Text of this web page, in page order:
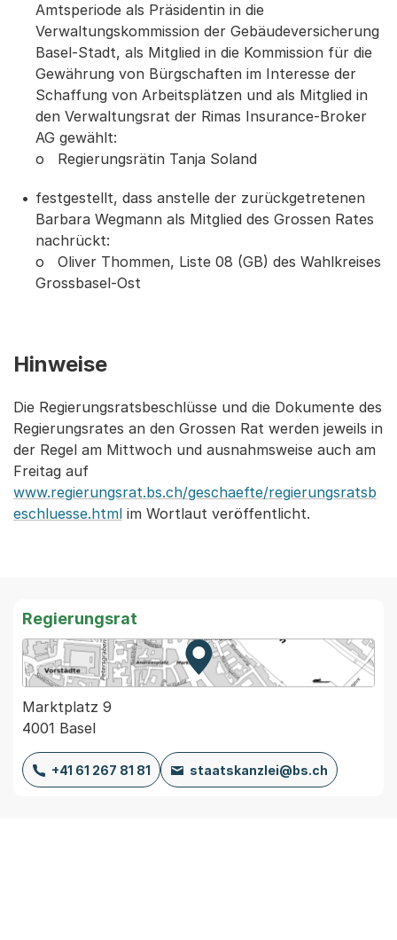
Amtsperiode als Präsidentin in die
Verwaltungskommission der Gebäudeversicherung
Basel-Stadt, als Mitglied in die Kommission für die
Gewährung von Bürgschaften im Interesse der
Schaffung von Arbeitsplätzen und als Mitglied in
den Verwaltungsrat der Rimas Insurance-Broker
AG gewählt:
o Regierungsrätin Tanja Soland
festgestellt, dass anstelle der zurückgetretenen
Barbara Wegmann als Mitglied des Grossen Rates
nachrückt:
o Oliver Thommen, Liste 08 (GB) des Wahlkreises
Grossbasel-Ost
Hinweise
Die Regierungsratsbeschlüsse und die Dokumente des
Regierungsrates an den Grossen Rat werden jeweils in
der Regel am Mittwoch und ausnahmsweise auch am
Freitag auf
www.regierungsrat.bs.ch/geschaefte/regierungsratsb
eschluesse.html im Wortlaut veröffentlicht.
Regierungsrat
Zur Karte von MapBS.
Externer Link, wird in einem
Marktplatz 9
4001 Basel
+41 61 267 81 81 staatskanzlei@bs.ch